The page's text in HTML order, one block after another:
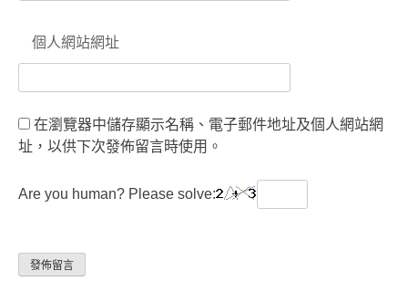
個人網站網址
在瀏覽器中儲存顯示名稱、電子郵件地址及個人網站網
址，以供下次發佈留言時使用。
Are you human? Please solve: